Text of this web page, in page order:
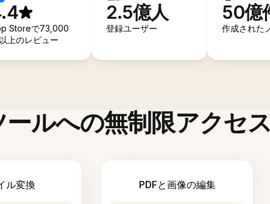
Storeで73,000
上のレビュー
2.5億人
登録ユーザー
50億
作成された
ルへの無制限アクセス
ル変換 PDFと画像の編集